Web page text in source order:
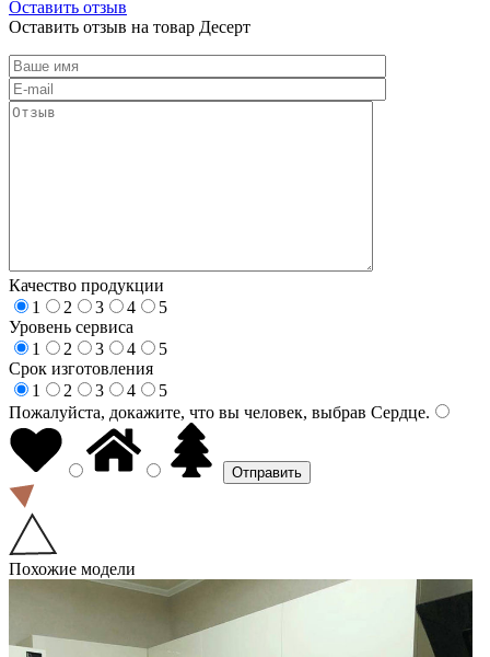
Оставить отзыв
Оставить отзыв на товар Десерт
Качество продукции
1
2 3 4
5
Уровень сервиса
1
2 3 4
5
Срок изготовления
1
2 3 4
5
Пожалуйста, докажите, что вы человек, выбрав Сердце.
Похожие модели